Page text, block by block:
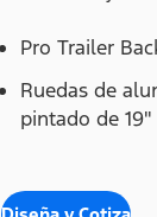
Pro Trailer
Ruedas de
pintado de 19"